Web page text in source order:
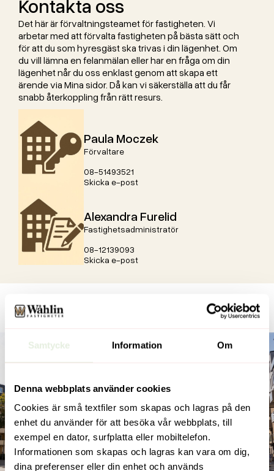
Samtycke Information Om
Denna webbplats använder cookies
Cookies är små textfiler som skapas och lagras på den
enhet du använder för att besöka vår webbplats, till
exempel en dator, surfplatta eller mobiltelefon.
Informationen som skapas och lagras kan vara om dig,
dina preferenser eller din enhet och används
Kontakta oss
Det här är förvaltningsteamet för fastigheten. Vi
arbetar med att förvalta fastigheten på bästa sätt och
för att du som hyresgäst ska trivas i din lägenhet. Om
du vill lämna en felanmälan eller har en fråga om din
lägenhet når du oss enklast genom att skapa ett
ärende via Mina sidor. Då kan vi säkerställa att du får
snabb återkoppling från rätt resurs.
Paula Moczek
Förvaltare
08-51493521
Skicka e-post
Alexandra Furelid
Fastighetsadministratör
08-12139093
Skicka e-post
Kv Rosen 1
Föregående
Nästa